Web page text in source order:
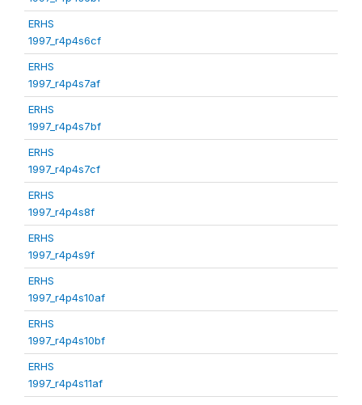
ERHS
1997_r4p4s6cf
ERHS
1997_r4p4s7af
ERHS
1997_r4p4s7bf
ERHS
1997_r4p4s7cf
ERHS
1997_r4p4s8f
ERHS
1997_r4p4s9f
ERHS
1997_r4p4s10af
ERHS
1997_r4p4s10bf
ERHS
1997_r4p4s11af